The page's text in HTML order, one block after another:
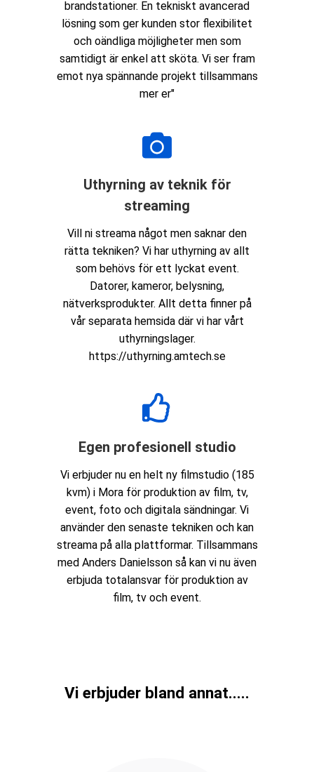
brandstationer. En tekniskt avancerad
lösning som ger kunden stor flexibilitet
och oändliga möjligheter men som
samtidigt är enkel att sköta. Vi ser fram
emot nya spännande projekt tillsammans
mer er"
Uthyrning av teknik för
streaming
Vill ni streama något men saknar den
rätta tekniken? Vi har uthyrning av allt
som behövs för ett lyckat event.
Datorer, kameror, belysning,
nätverksprodukter. Allt detta finner på
vår separata hemsida där vi har vårt
uthyrningslager.
https://uthyrning.amtech.se
Egen profesionell studio
Vi erbjuder nu en helt ny filmstudio (185
kvm) i Mora för produktion av film, tv,
event, foto och digitala sändningar. Vi
använder den senaste tekniken och kan
streama på alla plattformar. Tillsammans
med Anders Danielsson så kan vi nu även
erbjuda totalansvar för produktion av
film, tv och event.
Vi erbjuder bland annat.....